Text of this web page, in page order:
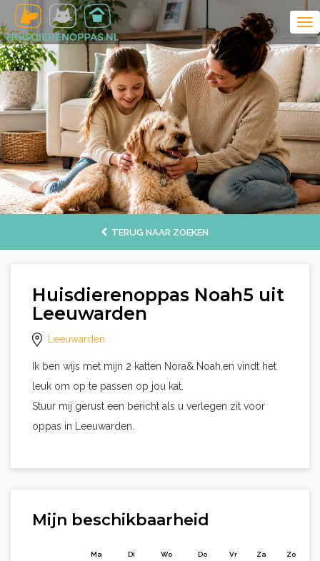
TERUG NAAR ZOEKEN
Huisdierenoppas Noah5 uit
Leeuwarden
Leeuwarden
Ik ben wijs met mijn 2 katten Nora& Noah,en vindt het
leuk om op te passen op jou kat.
Stuur mij gerust een bericht als u verlegen zit voor
oppas in Leeuwarden.
Mijn beschikbaarheid
Ma Di Wo Do Vr Za Zo